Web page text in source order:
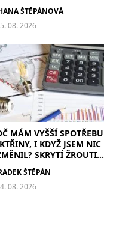
ŠTĚPÁNOVÁ
08. 2026
MÁM VYŠŠÍ SPOTŘEBU
I KDYŽ JSEM NIC
SKRYTÍ ŽROUTI,
ZVYŠUJÍ ÚČTY
ŠTĚPÁN
08. 2026